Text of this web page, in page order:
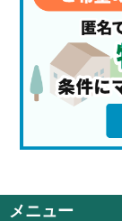
メニュー